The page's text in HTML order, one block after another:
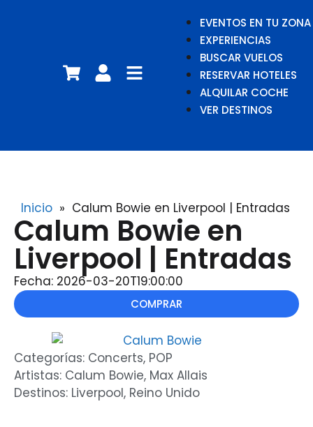
EVENTOS EN TU ZONA
EXPERIENCIAS
BUSCAR VUELOS
RESERVAR HOTELES
ALQUILAR COCHE
VER DESTINOS
Inicio » Calum Bowie en Liverpool | Entradas
Calum Bowie en
Liverpool | Entradas
Fecha: 2026-03-20T19:00:00
COMPRAR
Categorías: Concerts, POP
Artistas: Calum Bowie, Max Allais
Destinos: Liverpool, Reino Unido